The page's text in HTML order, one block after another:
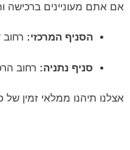
אם אתם מעוניינים ברכישה
הסניף המרכזי: רחוב דרך
סניף נתניה: רחוב הרכב 5
אצלנו תיהנו ממלאי זמין של